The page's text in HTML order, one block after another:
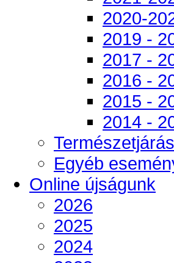
2020-
2019 -
2017 -
2016 -
2015 -
2014 -
Természetjárás
Egyéb
Online újságunk
2026
2025
2024